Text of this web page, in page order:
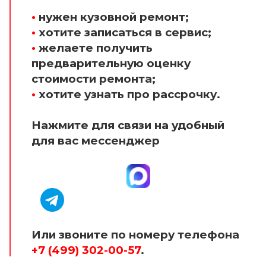
• нужен кузовной ремонт;
• хотите записаться в сервис;
• желаете получить
предварительную оценку
стоимости ремонта;
• хотите узнать про рассрочку.
Нажмите для связи на удобный
для вас мессенджер
Или звоните по номеру телефона
+7 (499) 302-00-57.